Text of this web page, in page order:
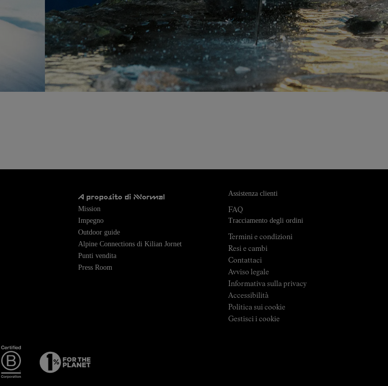
A proposito di NNormal
Mission
Impegno
Outdoor guide
Alpine Connections di Kilian Jornet
Punti vendita
Press Room
Assistenza clienti
FAQ
Tracciamento degli ordini
Termini e condizioni
Resi e cambi
Contattaci
Avviso legale
Informativa sulla privacy
Accessibilità
Politica sui cookie
Gestisci i cookie